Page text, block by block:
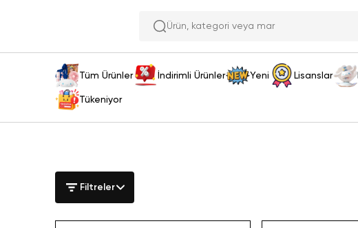
Ürün, kategor
Tüm Ürünler İndirimli Ürünler Yeni Lisanslar
Tükeniyor
Filtreler